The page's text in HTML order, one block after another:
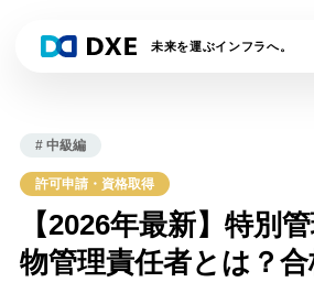
未来を運ぶインフラへ。
DXE Station 収運業
者
処分
DXEドライバー
# 中級編
許可申請・資格取得
【2026年最新】特別
物管理責任者とは？